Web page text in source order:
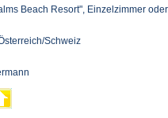
Beach Resort", Einzelzimmer oder
Schweiz